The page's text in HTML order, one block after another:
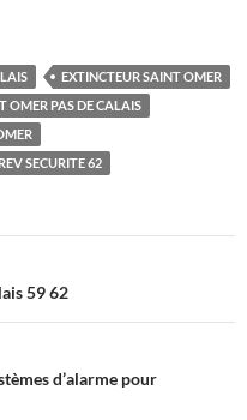
EXTINCTEUR SAINT OMER
OMER PAS DE CALAIS
SECURITE 62
59 62
d’alarme pour